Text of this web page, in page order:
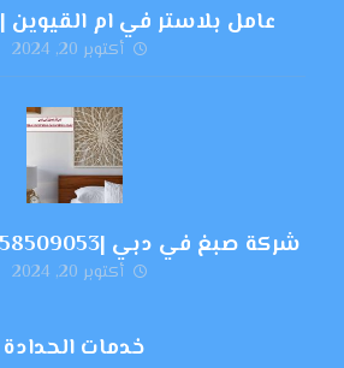
عامل بلاستر في ام القيوين |0558509053
أكتوبر 20, 2024
شركة صبغ في دبي |0558509053| صباغ رخيص
أكتوبر 20, 2024
خدمات الحدادة